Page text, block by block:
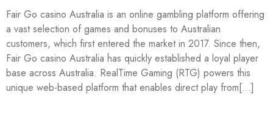
Fair Go casino Australia is an online gambling platform offering
a vast selection of games and bonuses to Australian
customers, which first entered the market in 2017. Since then,
Fair Go casino Australia has quickly established a loyal player
base across Australia. RealTime Gaming (RTG) powers this
unique web-based platform that enables direct play from[...]